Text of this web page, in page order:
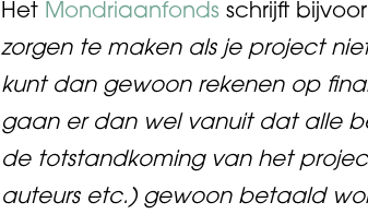
Het Mondriaanfondsschrijft
zorgen te maken als je project
kunt dan gewoon rekenen op
gaan er dan wel vanuit dat alle
de totstandkoming van het
auteurs etc.) gewoon betaald